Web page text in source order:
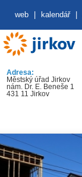
web kalendář
Adresa:
Městský úřad Jirkov
nám. Dr. E. Beneše 1
431 11 Jirkov